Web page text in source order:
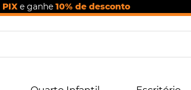
PIXe ganhe 10% de desconto